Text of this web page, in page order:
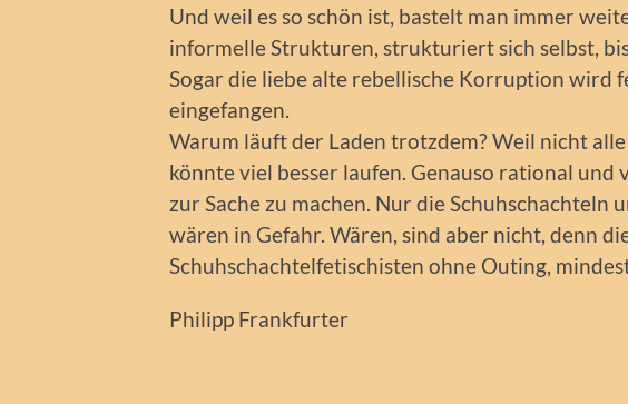
Und weil es so schön ist, bastelt man immer
informelle Strukturen, strukturiert sich selbst,
Sogar die liebe alte rebellische Korruption wird
eingefangen.
Warum läuft der Laden trotzdem? Weil nicht
könnte viel besser laufen. Genauso rational und
zur Sache zu machen. Nur die Schuhschachteln
wären in Gefahr. Wären, sind aber nicht, denn
Schuhschachtelfetischisten ohne Outing,
Philipp Frankfurter